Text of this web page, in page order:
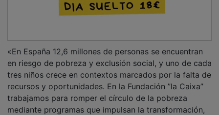
campañas más relevantes del territorio nacional», ha
destacado el subdirector general de la Fundación ”la
PUBLICIDAD